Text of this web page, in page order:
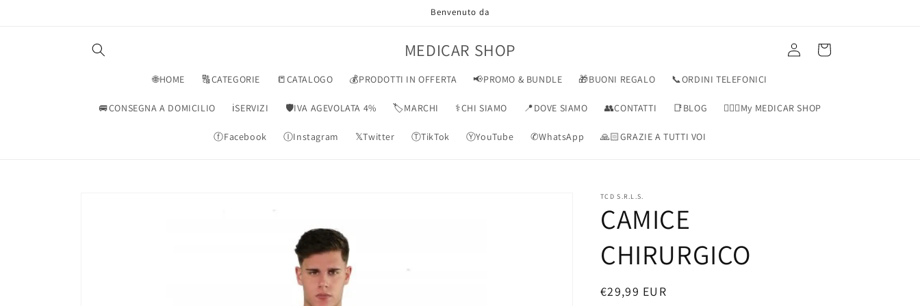
Benvenuto da
MEDICAR SHOP
🌐HOME 🔠CATEGORIE 📒CATALOGO 💰PRODOTTI IN OFFERTA 📢PROMO & BUNDLE 🎁BUONI REGALO 📞ORDINI TELEFONICI
🚐CONSEGNA A DOMICILIO ℹ️SERVIZI 🛡️IVA AGEVOLATA 4% 🏷️MARCHI ⚕️CHI SIAMO 📍DOVE SIAMO 👥CONTATTI 📑BLOG 👨🏻‍⚕️My MEDICAR SHOP
ⓕFacebook ⒾInstagram 𝕏Twitter ⓉTikTok ⓎYouTube ✆WhatsApp 🙏🏻GRAZIE A TUTTI VOI
Accedi Carrello
TCD S.R.L.S.
CAMICE
CHIRURGICO
Prezzo
€29,99 EUR